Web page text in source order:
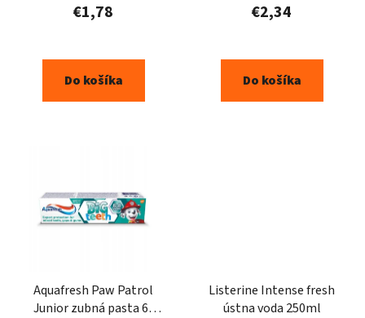
€1,78
Do košíka
€2,34
Do košíka
Aquafresh Paw Patrol
Junior zubná pasta 6-
Listerine Intense fresh
ústna voda 250ml